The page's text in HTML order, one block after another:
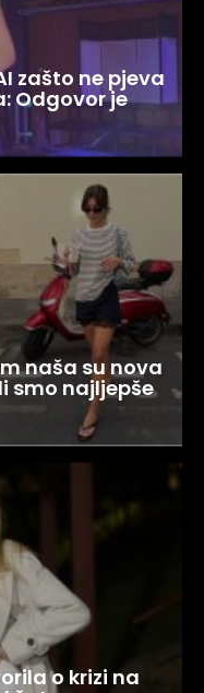
zašto ne pjeva
Odgovor je
naša su nova
smo najljepše
o krizi na